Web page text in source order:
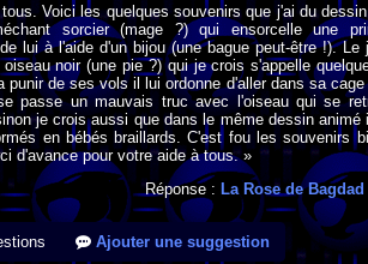
Voici les quelques souvenirs que j'ai du
sorcier (mage ?) qui ensorcelle une
lui à l'aide d'un bijou (une bague peut-être !).
noir (une pie ?) qui je crois s'appelle
punir de ses vols il lui ordonne d'aller dans sa
passe un mauvais truc avec l'oiseau qui se
je crois aussi que dans le même dessin
en bébés braillards. C'est fou les souvenirs
d'avance pour votre aide à tous. »
Réponse : La Rose de
Ajouter une suggestion